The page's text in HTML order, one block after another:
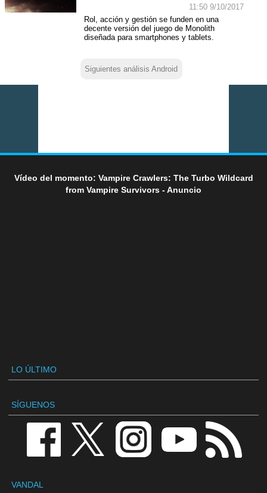
11:50 9/10/2017
Rol, acción y gestión se funden en una
decente versión del juego de Monolith
diseñada para smartphones y tablets.
Siguientes análisis Android
Vídeo del momento: Vampire Crawlers: The Turbo Wildcard
from Vampire Survivors - Anuncio
LO ÚLTIMO
SÍGUENOS
VANDAL